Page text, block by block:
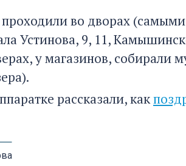
проходили во дворах
Устинова, 9, 11,
у магазинов, собирали
рассказали, как